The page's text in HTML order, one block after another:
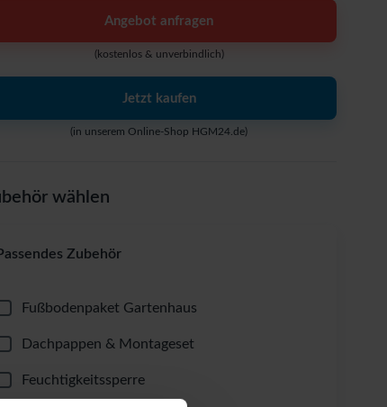
Angebot anfragen
(kostenlos & unverbindlich)
Jetzt kaufen
(in unserem Online-Shop HGM24.de)
wählen
Zubehör
Fußbodenpaket Gartenhaus
Dachpappen & Montageset
Feuchtigkeitssperre